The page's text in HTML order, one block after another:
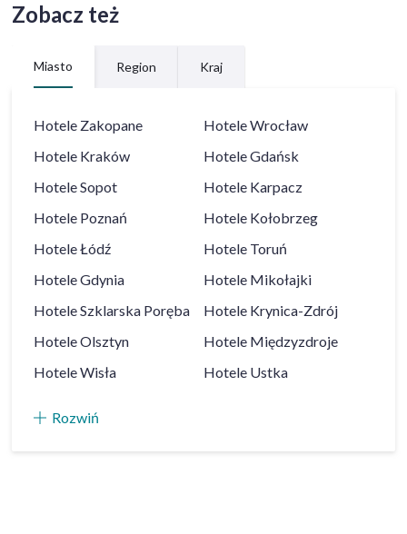
Zobacz też
Miasto Region Kraj
Hotele Zakopane HoteleWrocław
Hotele Kraków HoteleGdańsk
HoteleSopot Hotele Karpacz
Hotele Poznań Hotele Kołobrzeg
HoteleŁódź Hotele Toruń
HoteleGdynia Hotele Mikołajki
HoteleSzklarska Poręba Hotele Krynica-Zdrój
HoteleOlsztyn Hotele Międzyzdroje
HoteleWisła Hotele Ustka
Rozwiń